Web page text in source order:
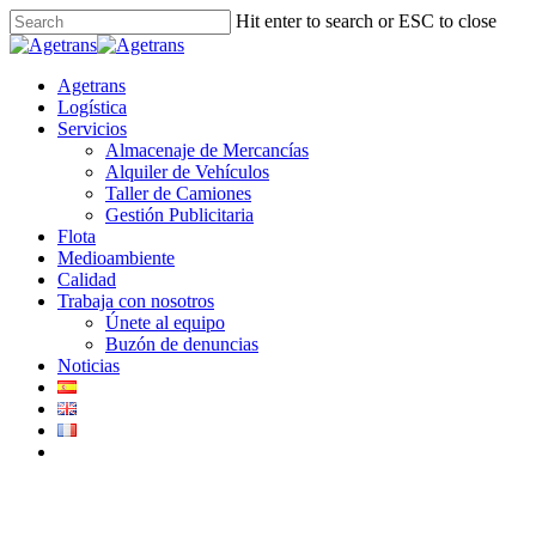
Hit enter to search or ESC to close
Agetrans
Logística
Servicios
Almacenaje de Mercancías
Alquiler de Vehículos
Taller de Camiones
Gestión Publicitaria
Flota
Medioambiente
Calidad
Trabaja con nosotros
Únete al equipo
Buzón de denuncias
Noticias